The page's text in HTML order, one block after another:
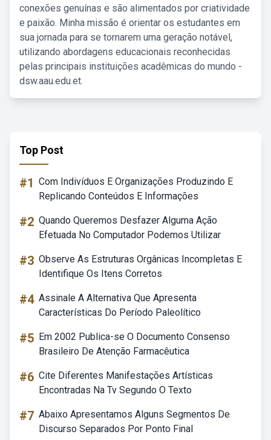
conexões genuínas e são alimentados por criatividade
e paixão. Minha missão é orientar os estudantes em
sua jornada para se tornarem uma geração notável,
utilizando abordagens educacionais reconhecidas
pelas principais instituições acadêmicas do mundo -
dsw.aau.edu.et.
Top Post
#1 Com Indivíduos E Organizações Produzindo E
Replicando Conteúdos E Informações
#2 Quando Queremos Desfazer Alguma Ação
Efetuada No Computador Podemos Utilizar
#3 Observe As Estruturas Orgânicas Incompletas E
Identifique Os Itens Corretos
#4 Assinale A Alternativa Que Apresenta
Características Do Período Paleolítico
#5 Em 2002 Publica-se O Documento Consenso
Brasileiro De Atenção Farmacêutica
#6 Cite Diferentes Manifestações Artísticas
Encontradas Na Tv Segundo O Texto
#7 Abaixo Apresentamos Alguns Segmentos De
Discurso Separados Por Ponto Final